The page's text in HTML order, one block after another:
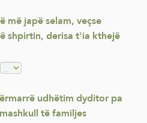
më japë selam, veçse
shpirtin, derisa t'ia kthejë
udhëtim dyditor pa
të familjes